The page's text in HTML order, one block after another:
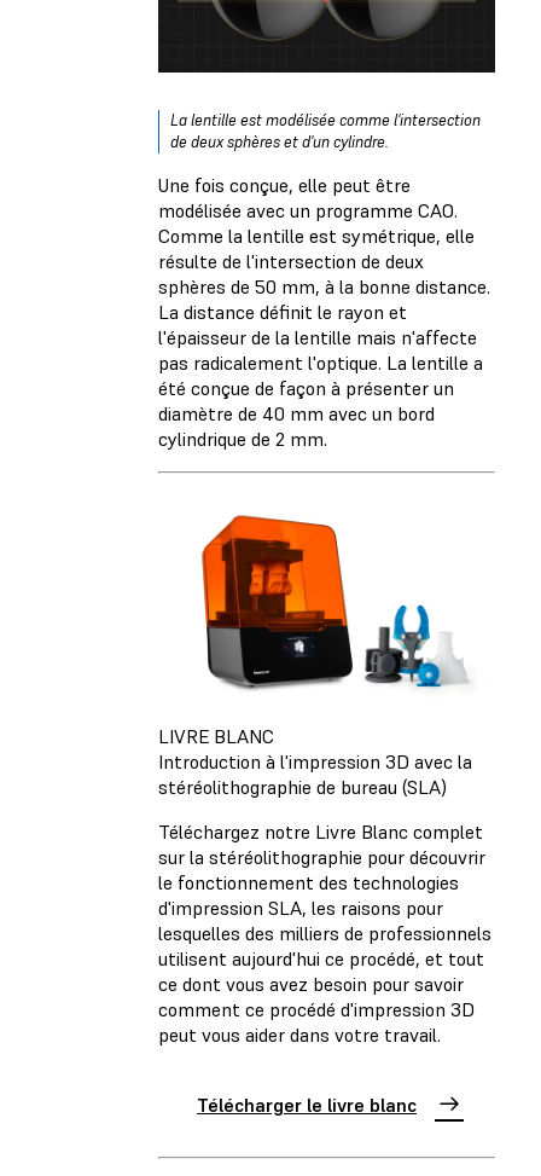
La lentille est modélisée comme l'intersection
de deux sphères et d'un cylindre.
Une fois conçue, elle peut être
modélisée avec un programme CAO.
Comme la lentille est symétrique, elle
résulte de l'intersection de deux
sphères de 50 mm, à la bonne distance.
La distance définit le rayon et
l'épaisseur de la lentille mais n'affecte
pas radicalement l'optique. La lentille a
été conçue de façon à présenter un
diamètre de 40 mm avec un bord
cylindrique de 2 mm.
LIVRE BLANC
Introduction à l'impression 3D avec la
stéréolithographie de bureau (SLA)
Téléchargez notre Livre Blanc complet
sur la stéréolithographie pour découvrir
le fonctionnement des technologies
d'impression SLA, les raisons pour
lesquelles des milliers de professionnels
utilisent aujourd'hui ce procédé, et tout
ce dont vous avez besoin pour savoir
comment ce procédé d'impression 3D
peut vous aider dans votre travail.
Télécharger le livre blanc